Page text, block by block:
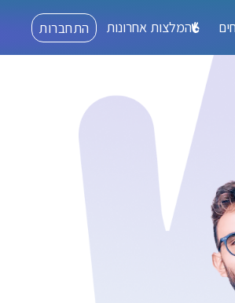
המלצות אחרונות התחברות